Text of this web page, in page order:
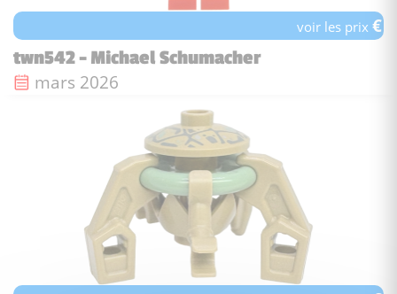
voir les prix€
twn542 - Michael Schumacher
Date de sortie :
mars 2026